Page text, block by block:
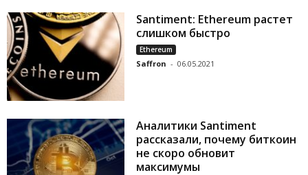
Santiment: Ethereum растет
слишком быстро
Ethereum
Saffron - 06.05.2021
Аналитики Santiment
рассказали, почему биткоин
не скоро обновит
максимумы